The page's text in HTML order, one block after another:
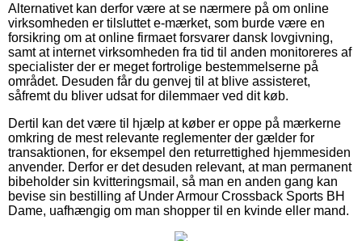
Alternativet kan derfor være at se nærmere på om online
virksomheden er tilsluttet e-mærket, som burde være en
forsikring om at online firmaet forsvarer dansk lovgivning,
samt at internet virksomheden fra tid til anden monitoreres af
specialister der er meget fortrolige bestemmelserne på
området. Desuden får du genvej til at blive assisteret,
såfremt du bliver udsat for dilemmaer ved dit køb.
Dertil kan det være til hjælp at køber er oppe på mærkerne
omkring de mest relevante reglementer der gælder for
transaktionen, for eksempel den returrettighed hjemmesiden
anvender. Derfor er det desuden relevant, at man permanent
bibeholder sin kvitteringsmail, så man en anden gang kan
bevise sin bestilling af Under Armour Crossback Sports BH
Dame, uafhængig om man shopper til en kvinde eller mand.